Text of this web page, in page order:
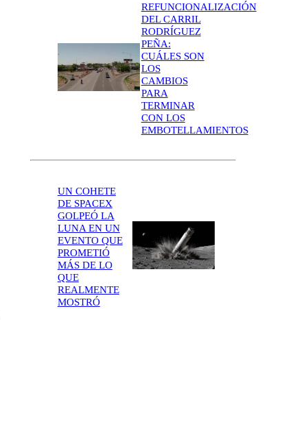
REFUNCIONALIZACIÓN
DEL CARRIL
RODRÍGUEZ
PEÑA:
CUÁLES SON
LOS
CAMBIOS
PARA
TERMINAR
CON LOS
EMBOTELLAMIENTOS
UN COHETE
DE SPACEX
GOLPEÓ LA
LUNA EN UN
EVENTO QUE
PROMETIÓ
MÁS DE LO
QUE
REALMENTE
MOSTRÓ